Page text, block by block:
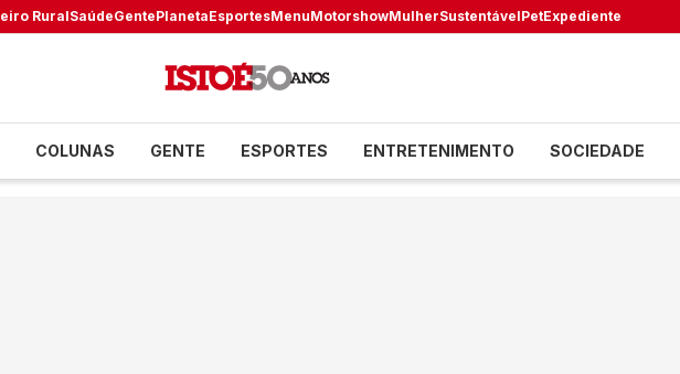
RuralSaúdeGentePlanetaEsportesMenuMotorshowMulherSustentávelPetExpediente
COLUNAS GENTE ESPORTES ENTRETENIMENTO SOCIEDADE